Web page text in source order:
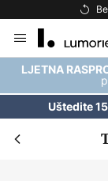
to
Content
LJETNA
Uštedite